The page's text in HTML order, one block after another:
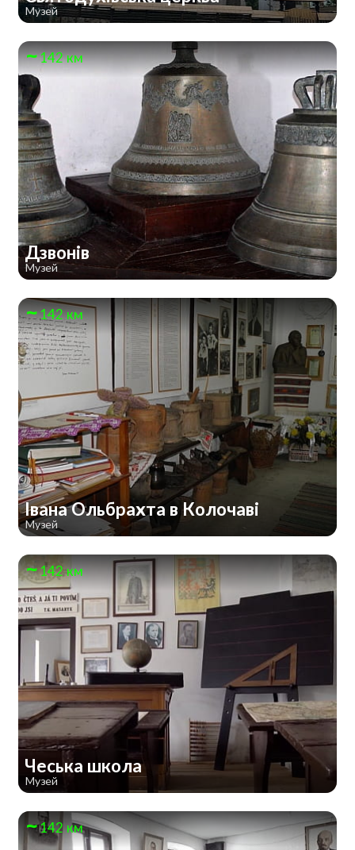
Музей
142 км
Дзвонів
Музей
142 км
Івана Ольбрахта в Колочаві
Музей
142 км
Чеська школа
Музей
142 км